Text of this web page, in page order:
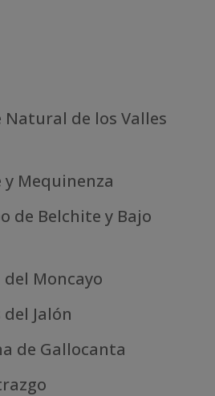
Natural de los Valles
y Mequinenza
de Belchite y Bajo
del Moncayo
del Jalón
de Gallocanta